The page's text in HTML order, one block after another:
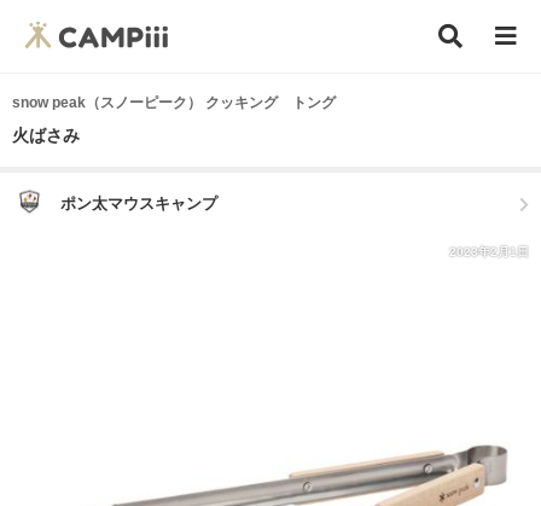
snow peak（スノーピーク） クッキング トング
火ばさみ
ポン太マウスキャンプ
2023年2月1日